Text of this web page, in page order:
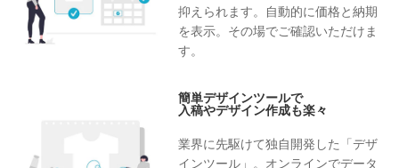
抑えられます。自動的に価格と納期
を表示。その場でご確認いただけま
す。
簡単デザインツールで
入稿やデザイン作成も楽々
業界に先駆けて独自開発した「デザ
インツール」。オンラインでデータ